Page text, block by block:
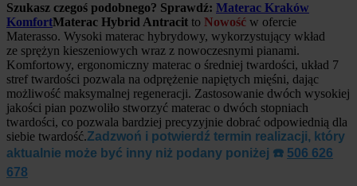
Szukasz czegoś podobnego? Sprawdź: Materac Kraków
KomfortMaterac Hybrid Antracit to Nowość w ofercie
Materasso. Wysoki materac hybrydowy, wykorzystujący wkład
ze sprężyn kieszeniowych wraz z nowoczesnymi pianami.
Komfortowy, ergonomiczny materac o średniej twardości, układ 7
stref twardości pozwala na odprężenie napiętych mięśni, dając
możliwość maksymalnej regeneracji. Zastosowanie dwóch wysokiej
jakości pian pozwoliło stworzyć materac o dwóch stopniach
twardości, co pozwala bardziej precyzyjnie dobrać odpowiednią dla
siebie twardość.Zadzwoń i potwierdź termin realizacji, który
aktualnie może być inny niż podany poniżej ☎️ 506 626
678